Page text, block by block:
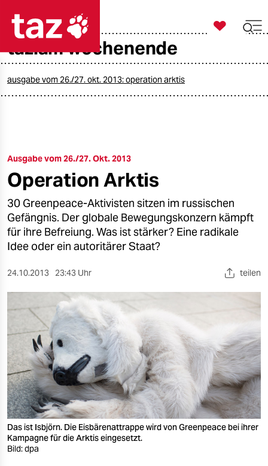
taz zahl ich
öko
gesellschaft
kultur
sport
berlin
nord
wahrheit
verlag
verlag
veranstaltungen
shop
fragen & hilfe

taz zahl ich
taz.am wochenende
ausgabe vom 26./27. okt. 2013: operation arktis
Ausgabe vom 26./27. Okt. 2013
Operation Arktis
30 Greenpeace-Aktivisten sitzen im russischen
Gefängnis. Der globale Bewegungskonzern kämpft
für ihre Befreiung. Was ist stärker? Eine radikale
Idee oder ein autoritärer Staat?
24.10.2013 23:43 Uhr teilen
Das ist Isbjörn. Die Eisbärenattrappe wird von Greenpeace bei ihrer
Kampagne für die Arktis eingesetzt.
Bild: dpa